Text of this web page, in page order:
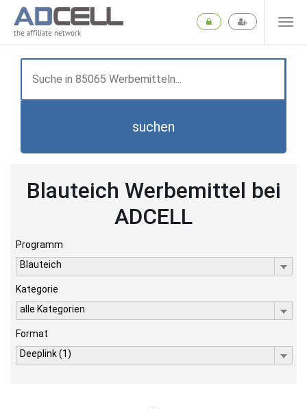
the affiliate network
suchen
Blauteich Werbemittel bei
ADCELL
Programm
Blauteich
Kategorie
alle Kategorien
Format
Deeplink (1)